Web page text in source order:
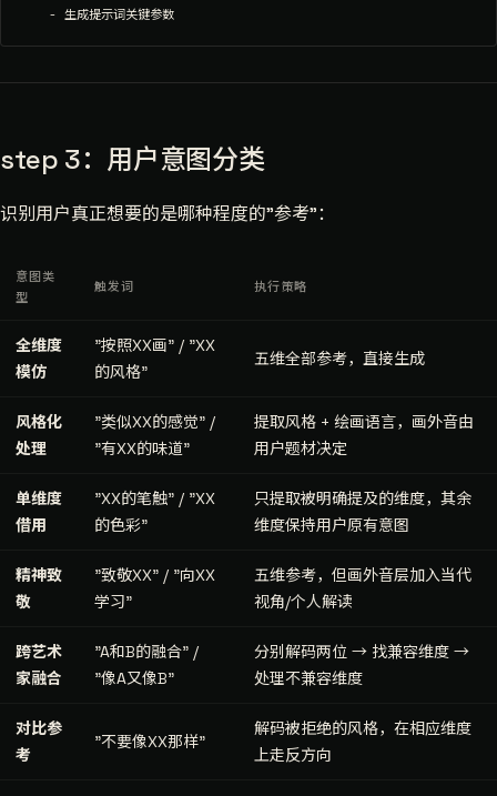
step 3：用户意图分类
识别用户真正想要的是哪种程度的"参考"：
意图类
型
触发词 执行策略
全维度
模仿
"按照XX画" / "XX
的风格"
五维全部参考，直接生成
风格化
处理
"类似XX的感觉" /
"有XX的味道"
提取风格 + 绘画语言，画外音由
用户题材决定
单维度
借用
"XX的笔触" / "XX
的色彩"
只提取被明确提及的维度，其余
维度保持用户原有意图
精神致
敬
"致敬XX" / "向XX
学习"
五维参考，但画外音层加入当代
视角/个人解读
跨艺术
家融合
"A和B的融合" /
"像A又像B"
分别解码两位 → 找兼容维度 →
处理不兼容维度
对比参
考
"不要像XX那样"
解码被拒绝的风格，在相应维度
上走反方向